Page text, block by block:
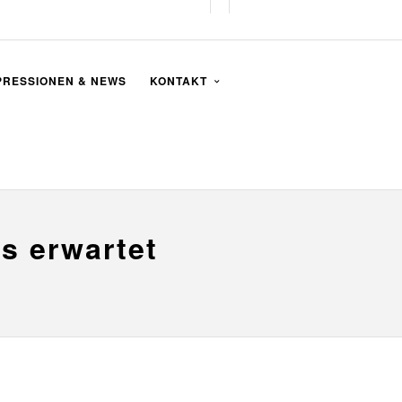
& NEWS KONTAKT
erwartet